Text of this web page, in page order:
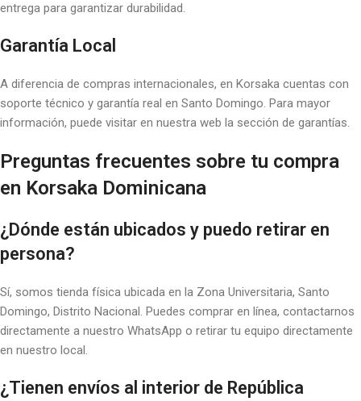
entrega para garantizar durabilidad.
Garantía Local
A diferencia de compras internacionales, en Korsaka cuentas con
soporte técnico y garantía real en Santo Domingo. Para mayor
información, puede visitar en nuestra web la sección de garantías.
Preguntas frecuentes sobre tu compra
en Korsaka Dominicana
¿Dónde están ubicados y puedo retirar en
persona?
Sí, somos tienda física ubicada en la Zona Universitaria, Santo
Domingo, Distrito Nacional. Puedes comprar en línea, contactarnos
directamente a nuestro WhatsApp o retirar tu equipo directamente
en nuestro local.
¿Tienen envíos al interior de República